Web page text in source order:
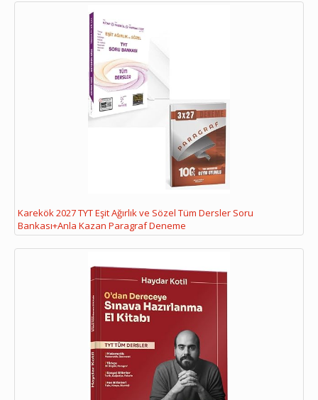
Karekök 2027 TYT Eşit Ağırlık ve Sözel Tüm Dersler Soru
Bankası+Anla Kazan Paragraf Deneme